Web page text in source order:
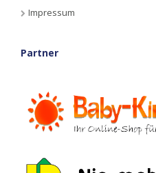
Impressum
Partner